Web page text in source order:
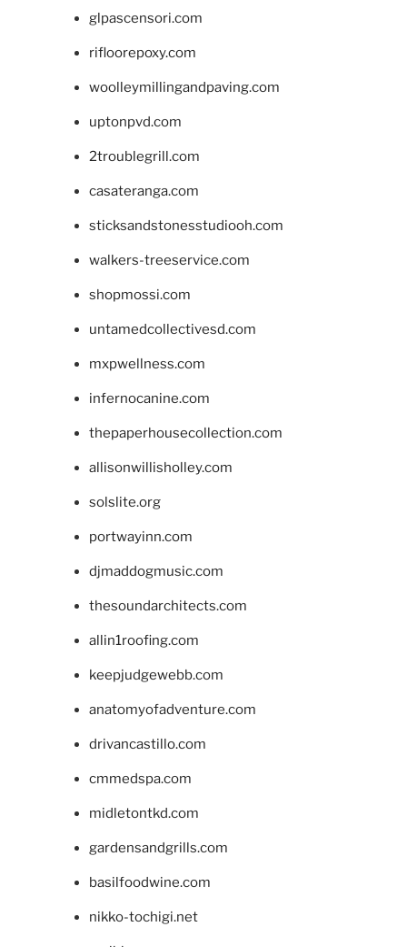
glpascensori.com
rifloorepoxy.com
woolleymillingandpaving.com
uptonpvd.com
2troublegrill.com
casateranga.com
sticksandstonesstudiooh.com
walkers-treeservice.com
shopmossi.com
untamedcollectivesd.com
mxpwellness.com
infernocanine.com
thepaperhousecollection.com
allisonwillisholley.com
solslite.org
portwayinn.com
djmaddogmusic.com
thesoundarchitects.com
allin1roofing.com
keepjudgewebb.com
anatomyofadventure.com
drivancastillo.com
cmmedspa.com
midletontkd.com
gardensandgrills.com
basilfoodwine.com
nikko-tochigi.net